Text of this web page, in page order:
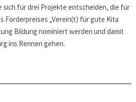
sich für drei Projekte entscheiden, die für
Förderpreises „Verein(t) für gute Kita
Bildung nominiert werden und damit
ins Rennen gehen.